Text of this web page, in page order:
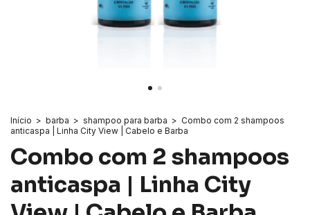
Início > barba > shampoo para barba > Combo com 2 shampoos
anticaspa | Linha City View | Cabelo e Barba
Combo com 2 shampoos
anticaspa | Linha City